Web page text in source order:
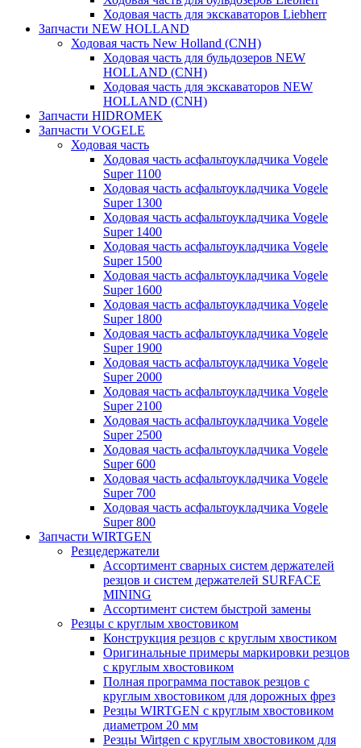
Ходовая часть для экскаваторов Liebherr
Запчасти NEW HOLLAND
Ходовая часть New Holland (CNH)
Ходовая часть для бульдозеров NEW
HOLLAND (CNH)
Ходовая часть для экскаваторов NEW
HOLLAND (CNH)
Запчасти HIDROMEK
Запчасти VOGELE
Ходовая часть
Ходовая часть асфальтоукладчика Vogele
Super 1100
Ходовая часть асфальтоукладчика Vogele
Super 1300
Ходовая часть асфальтоукладчика Vogele
Super 1400
Ходовая часть асфальтоукладчика Vogele
Super 1500
Ходовая часть асфальтоукладчика Vogele
Super 1600
Ходовая часть асфальтоукладчика Vogele
Super 1800
Ходовая часть асфальтоукладчика Vogele
Super 1900
Ходовая часть асфальтоукладчика Vogele
Super 2000
Ходовая часть асфальтоукладчика Vogele
Super 2100
Ходовая часть асфальтоукладчика Vogele
Super 2500
Ходовая часть асфальтоукладчика Vogele
Super 600
Ходовая часть асфальтоукладчика Vogele
Super 700
Ходовая часть асфальтоукладчика Vogele
Super 800
Запчасти WIRTGEN
Резцедержатели
Ассортимент сварных систем держателей
резцов и систем держателей SURFACE
MINING
Ассортимент систем быстрой замены
Резцы с круглым хвостовиком
Конструкция резцов с круглым хвостиком
Оригинальные примеры маркировки резцов
с круглым хвостовиком
Полная программа поставок резцов с
круглым хвостовиком для дорожных фрез
Резцы WIRTGEN с круглым хвостовиком
диаметром 20 мм
Резцы Wirtgen с круглым хвостовиком для